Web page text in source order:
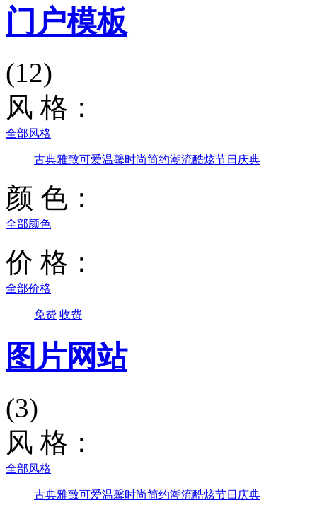
门户模板
(12)
风 格：
全部风格
古典雅致可爱温馨时尚简约潮流酷炫节日庆典
颜 色：
全部颜色
价 格：
全部价格
免费 收费
图片网站
(3)
风 格：
全部风格
古典雅致可爱温馨时尚简约潮流酷炫节日庆典